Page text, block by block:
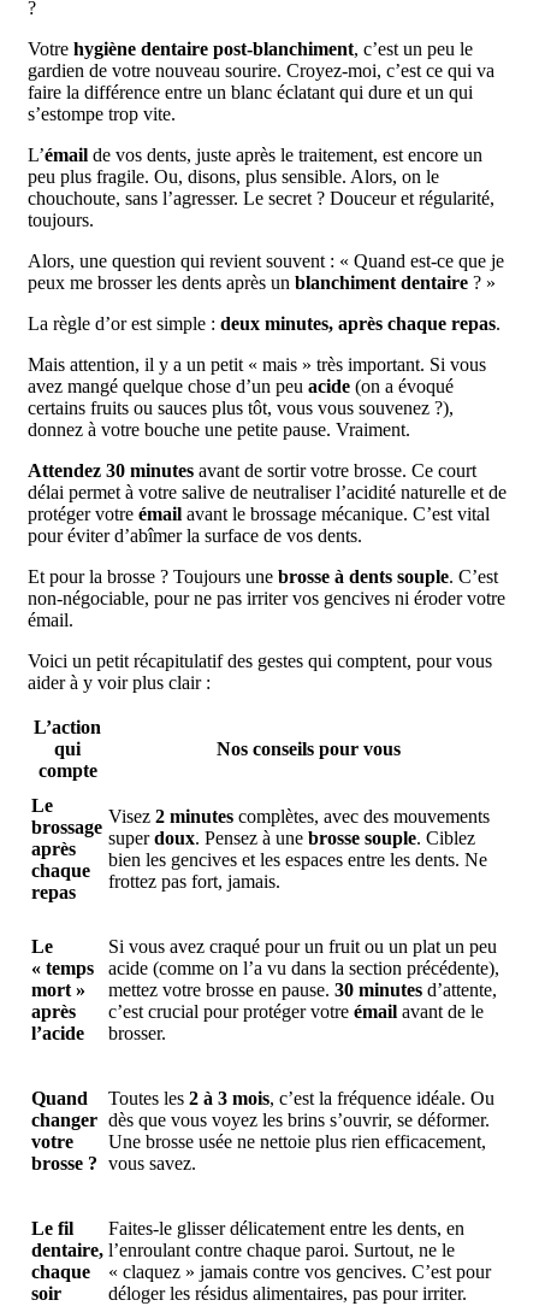
?
Votre hygiène dentaire post-blanchiment, c’est un peu le
gardien de votre nouveau sourire. Croyez-moi, c’est ce qui va
faire la différence entre un blanc éclatant qui dure et un qui
s’estompe trop vite.
L’émail de vos dents, juste après le traitement, est encore un
peu plus fragile. Ou, disons, plus sensible. Alors, on le
chouchoute, sans l’agresser. Le secret ? Douceur et régularité,
toujours.
Alors, une question qui revient souvent : « Quand est-ce que je
peux me brosser les dents après un blanchiment dentaire ? »
La règle d’or est simple : deux minutes, après chaque repas.
Mais attention, il y a un petit « mais » très important. Si vous
avez mangé quelque chose d’un peu acide (on a évoqué
certains fruits ou sauces plus tôt, vous vous souvenez ?),
donnez à votre bouche une petite pause. Vraiment.
Attendez 30 minutes avant de sortir votre brosse. Ce court
délai permet à votre salive de neutraliser l’acidité naturelle et de
protéger votre émail avant le brossage mécanique. C’est vital
pour éviter d’abîmer la surface de vos dents.
Et pour la brosse ? Toujours une brosse à dents souple. C’est
non-négociable, pour ne pas irriter vos gencives ni éroder votre
émail.
Voici un petit récapitulatif des gestes qui comptent, pour vous
aider à y voir plus clair :
L’action
qui
compte
Nos conseils pour vous
Le
brossage
après
chaque
repas
Visez 2 minutes complètes, avec des mouvements
superdoux. Pensez à une brosse souple. Ciblez
bien les gencives et les espaces entre les dents. Ne
frottez pas fort, jamais.
Le
« temps
mort »
après
l’acide
Si vous avez craqué pour un fruit ou un plat un peu
acide (comme on l’a vu dans la section précédente),
mettez votre brosse en pause. 30 minutes d’attente,
c’est crucial pour protéger votre émail avant de le
brosser.
Quand
changer
votre
brosse ?
Toutes les 2 à 3 mois, c’est la fréquence idéale. Ou
dès que vous voyez les brins s’ouvrir, se déformer.
Une brosse usée ne nettoie plus rien efficacement,
vous savez.
Le fil
dentaire,
chaque
soir
Faites-le glisser délicatement entre les dents, en
l’enroulant contre chaque paroi. Surtout, ne le
« claquez » jamais contre vos gencives. C’est pour
déloger les résidus alimentaires, pas pour irriter.